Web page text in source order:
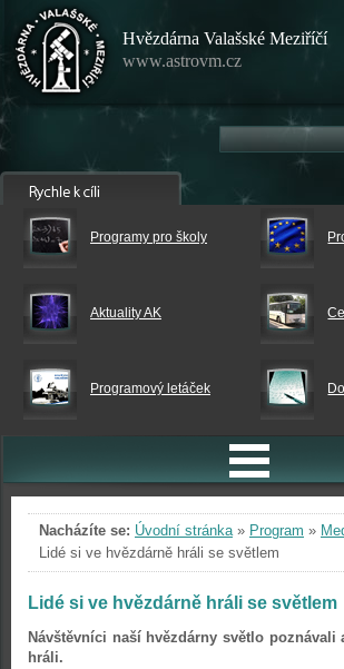
Hvězdárna Valašské Meziříčí
www.astrovm.cz
Programy pro školy
Aktuality AK
Programový letáček
Nacházíte se: Úvodní stránka» Program »
Lidé si ve hvězdárně hráli se světlem
Lidé si ve hvězdárně hráli se světlem
Návštěvníci naší hvězdárny světlo poznávali
hráli.